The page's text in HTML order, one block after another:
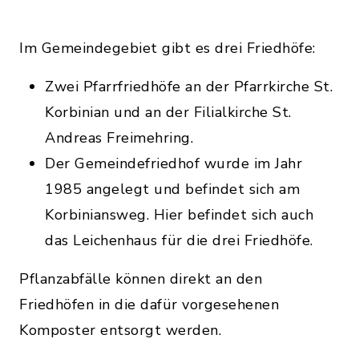
Im Gemeindegebiet gibt es drei Friedhöfe:
Zwei Pfarrfriedhöfe an der Pfarrkirche St.
Korbinian und an der Filialkirche St.
Andreas Freimehring.
Der Gemeindefriedhof wurde im Jahr
1985 angelegt und befindet sich am
Korbiniansweg. Hier befindet sich auch
das Leichenhaus für die drei Friedhöfe.
Pflanzabfälle können direkt an den
Friedhöfen in die dafür vorgesehenen
Komposter entsorgt werden.